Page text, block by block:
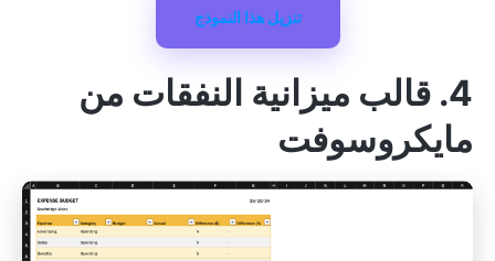
تنزيل هذا النموذج
4. قالب ميزانية النفقات من
مايكروسوفت